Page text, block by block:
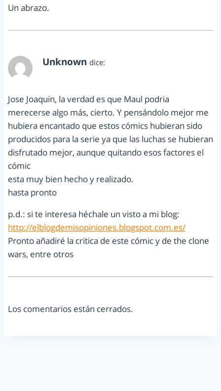
Un abrazo.
Unknown dice:
Jose Joaquin, la verdad es que Maul podria
merecerse algo más, cierto. Y pensándolo mejor me
hubiera encantado que estos cómics hubieran sido
producidos para la serie ya que las luchas se hubieran
disfrutado mejor, aunque quitando esos factores el
cómic
esta muy bien hecho y realizado.
hasta pronto
p.d.: si te interesa héchale un visto a mi blog:
http://elblogdemisopiniones.blogspot.com.es/
Pronto añadiré la critica de este cómic y de the clone
wars, entre otros
Los comentarios están cerrados.